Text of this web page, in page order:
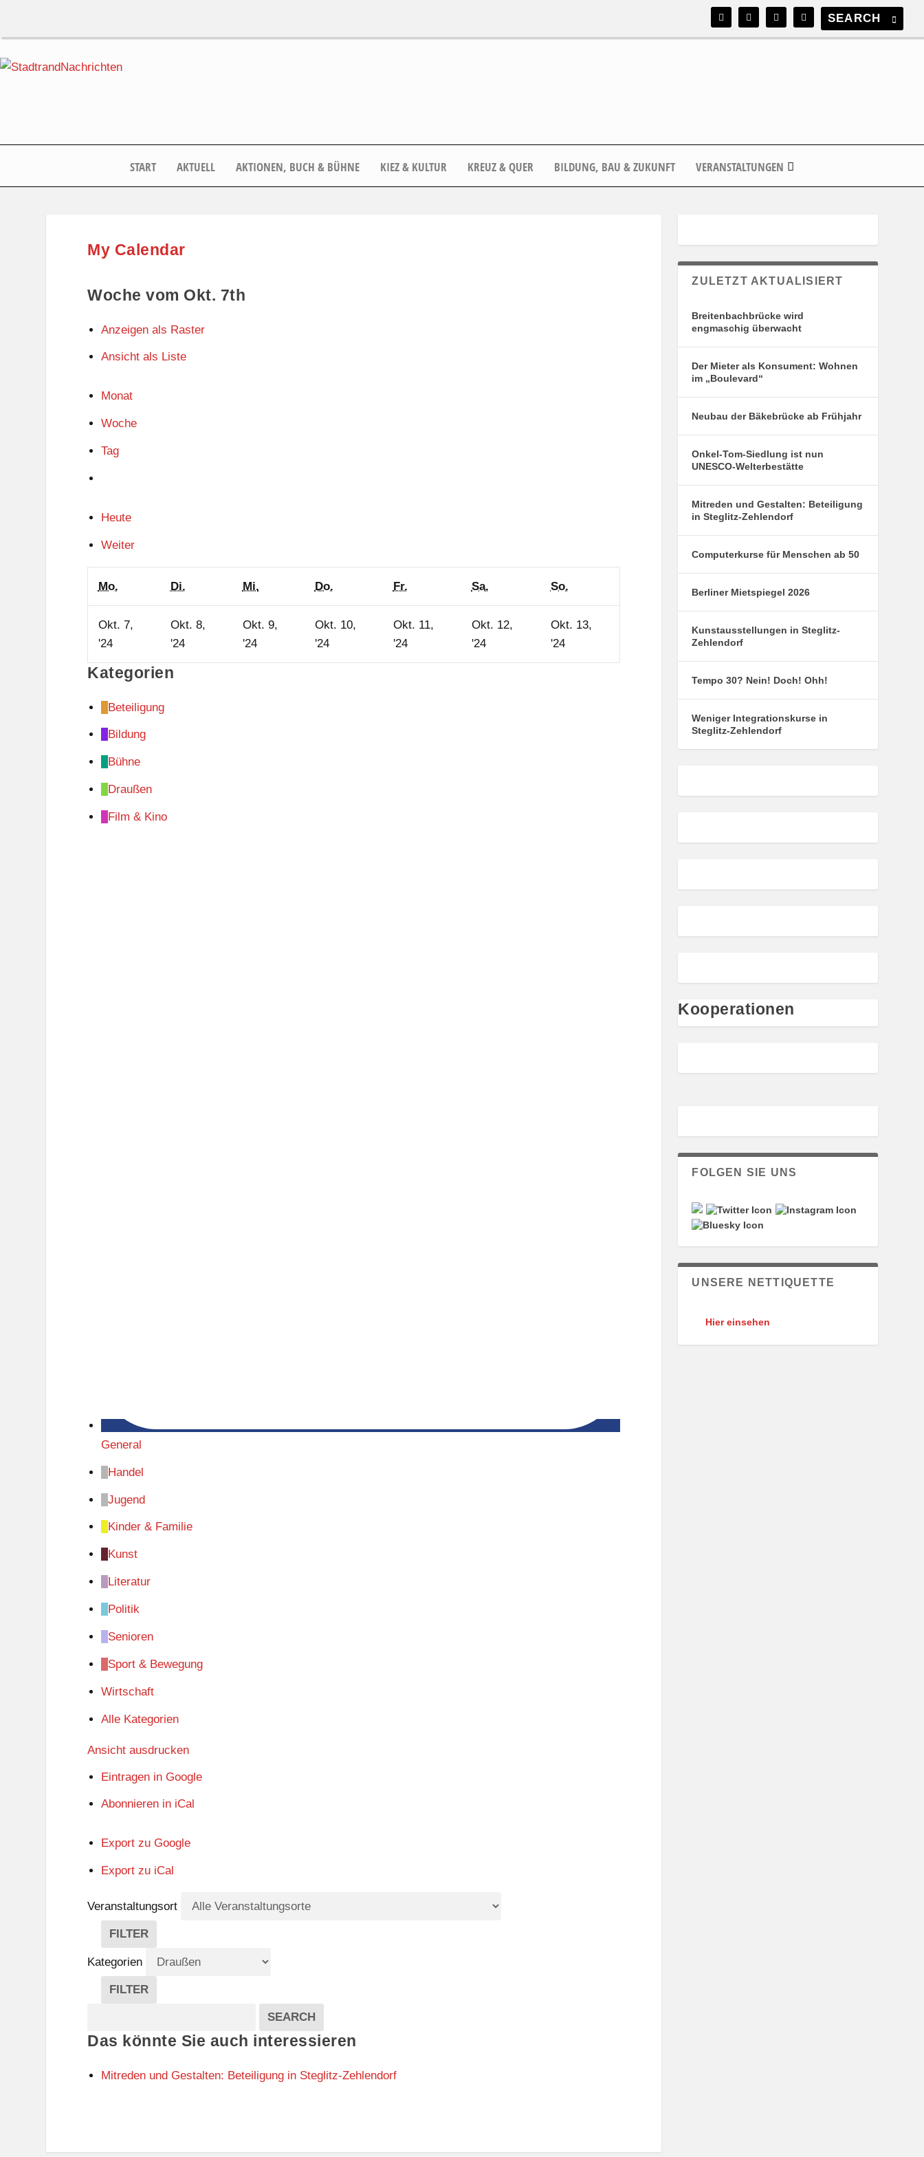
START AKTUELL AKTIONEN, BUCH & BÜHNE KIEZ & KULTUR KREUZ & QUER BILDUNG, BAU & ZUKUNFT VERANSTALTUNGEN
My Calendar
Woche vom Okt. 7th
Anzeigen als Raster
Ansicht als Liste
Monat
Woche
Tag
Heute
Weiter
Mo. Di. Mi. Do. DonnerstagFr. Sa. So.
Okt. 7,
'247.
Oktober
2024
Okt. 8,
'248.
Oktober
Okt. 9,
'249.
Oktober
Okt. 10,
'2410.
Oktober
Okt. 11,
'2411.
Oktober
Okt. 12,
'2412.
Oktober
Okt. 13,
'2413.
Oktober
Kategorien
Beteiligung
Bildung
Bühne
Draußen
Film & Kino
General
Handel
Jugend
Kinder & Familie
Kunst
Literatur
Politik
Senioren
Sport & Bewegung
Wirtschaft
Alle Kategorien
Ansicht ausdrucken
Eintragen in Google
Abonnieren in iCal
Export zu Google
Export zu iCal
Veranstaltungsort
FILTER
V
E
R
A
A
T
R
Kategorien
FILTER
E
O
SEARCH
Das könnte Sie auch interessieren
Mitreden und Gestalten: Beteiligung in Steglitz-Zehlendorf
ZULETZT AKTUALISIERT
Breitenbachbrücke wird
engmaschig überwacht
Der Mieter als Konsument: Wohnen
im „Boulevard“
Neubau der Bäkebrücke ab Frühjahr
Onkel-Tom-Siedlung ist nun
UNESCO-Welterbestätte
Mitreden und Gestalten: Beteiligung
in Steglitz-Zehlendorf
Computerkurse für Menschen ab 50
Berliner Mietspiegel 2026
Kunstausstellungen in Steglitz-
Zehlendorf
Tempo 30? Nein! Doch! Ohh!
Weniger Integrationskurse in
Steglitz-Zehlendorf
Kooperationen
FOLGEN SIE UNS
UNSERE NETTIQUETTE
Hier einsehen